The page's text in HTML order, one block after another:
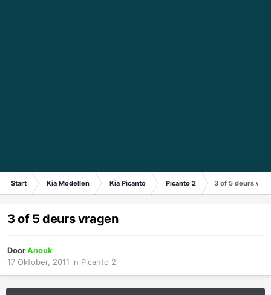
Start Kia Modellen Kia Picanto Picanto 2 3 of 5 deurs
3 of 5 deurs vragen
DoorAnouk
17 Oktober, 2011 in Picanto 2